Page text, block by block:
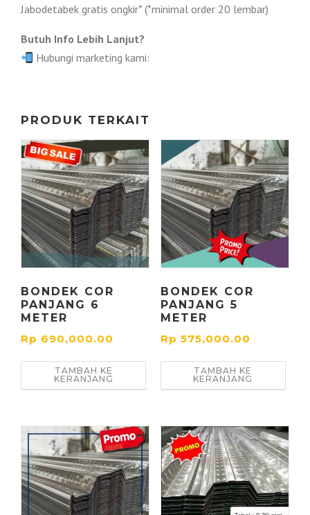
Jabodetabek gratis ongkir* (*minimal order 20 lembar)
Butuh Info Lebih Lanjut?
Hubungi marketing kami:
PRODUK TERKAIT
BONDEK COR
PANJANG 6
METER
Rp 690,000.00
TAMBAH KE
KERANJANG
BONDEK COR
PANJANG 5
METER
Rp 575,000.00
TAMBAH KE
KERANJANG